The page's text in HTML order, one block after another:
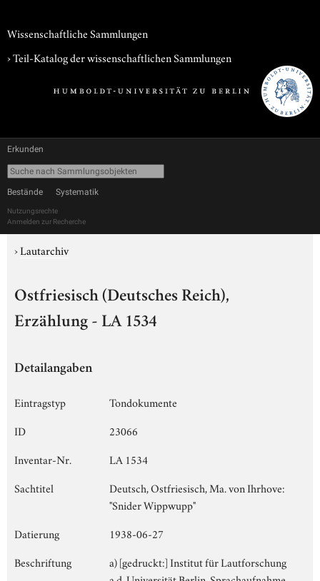
Wissenschaftliche Sammlungen
› Teil-Katalog der wissenschaftlichen Sammlungen
Erkunden
Bestände Systematik
Nutzungsrechte
Anmelden zur Recherche
›Lautarchiv
Ostfriesisch (Deutsches Reich),
Erzählung - LA 1534
Detailangaben
Eintragstyp
Tondokumente
ID
23066
Inventar-Nr.
LA 1534
Sachtitel
Deutsch, Ostfriesisch, Ma. von Ihrhove:
"Snider Wippwupp"
Datierung
1938-06-27
Beschriftung
a) [gedruckt:] Institut für Lautforschung